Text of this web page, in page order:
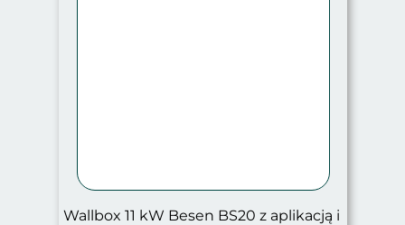
Wallbox 11 kW Besen BS20 z aplikacją i